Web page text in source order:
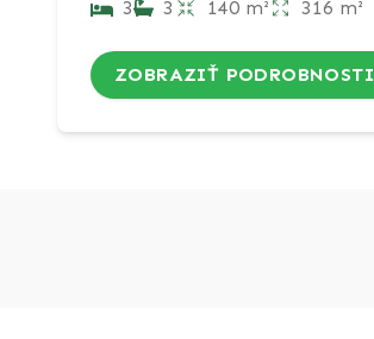
3 3 140 m² 316 m²
ZOBRAZIŤ PODROBNOSTI